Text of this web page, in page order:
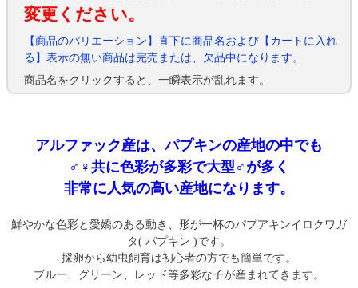
変更ください。
【商品のバリエーション】直下に商品名および【カートに入れ
る】表示の無い商品は完売または、欠品中になります。
商品名をクリックすると、一瞬表示が乱れます。
アルファック産は、パプキンの産地の中でも
♂♀共に色彩が多彩で大型♂が多く
非常に人気の高い産地になります。
鮮やかな色彩と愛嬌のある動き、形が一杯のパプアキンイロクワガ
タ( パプキン )です。
採卵から幼虫飼育は初心者の方でも簡単です。
ブルー、グリーン、レッド等多彩な子が産まれてきます。